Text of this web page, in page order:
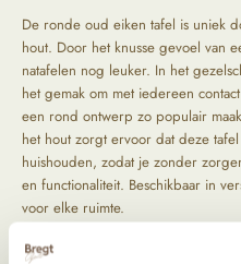
De ronde oud eiken tafel is uniek
hout. Door het knusse gevoel van
natafelen nog leuker. In het
het gemak om met iedereen
een rond ontwerp zo populair
het hout zorgt ervoor dat deze
huishouden, zodat je zonder
en functionaliteit. Beschikbaar in
voor elke ruimte.
Het verhaal